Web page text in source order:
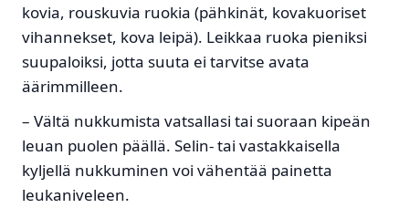
kovia, rouskuvia ruokia (pähkinät, kovakuoriset
vihannekset, kova leipä). Leikkaa ruoka pieniksi
suupaloiksi, jotta suuta ei tarvitse avata
äärimmilleen.
– Vältä nukkumista vatsallasi tai suoraan kipeän
leuan puolen päällä. Selin- tai vastakkaisella
kyljellä nukkuminen voi vähentää painetta
leukaniveleen.